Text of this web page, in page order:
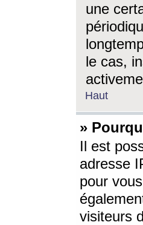
une
le cas,
Haut
»
Il est
adresse
pour
visiteurs